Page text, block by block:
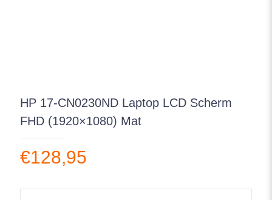
HP 17-CN0230ND Laptop LCD Scherm
FHD (1920×1080) Mat
€128,95